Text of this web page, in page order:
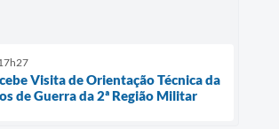
Visita de Orientação Técnica da
de Guerra da 2ª Região Militar